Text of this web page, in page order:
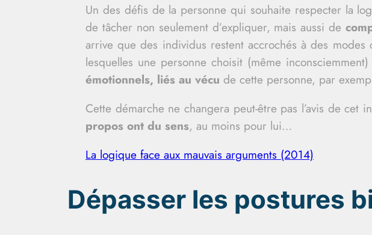
Un des défis de la personne qui souhaite respecter la
de tâcher non seulement d’expliquer, mais aussi de
arrive que des individus restent accrochés à des
lesquelles une personne choisit (même
émotionnels, liés au vécu de cette personne, par
Cette démarche ne changera peut-être pas l’avis de
propos ont du sens, au moins pour lui…
La logique face aux mauvais arguments (2014)
Dépasser les postures